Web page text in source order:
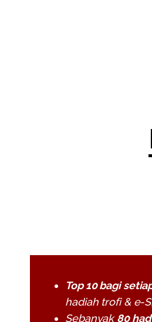
Top 10 bagi
hadiah trofi & e-
Sebanyak80